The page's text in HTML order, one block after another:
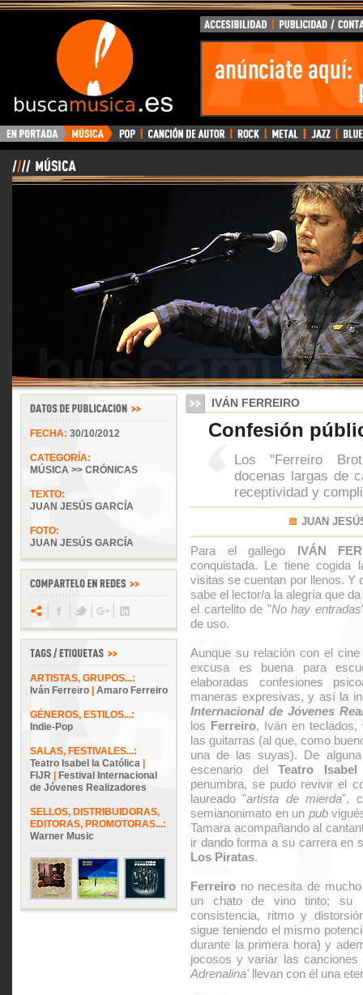
BuscaMusica.es
FECHA: 30/10/2012
CATEGORÍA:
MÚSICA >> CRÓNICAS
TEXTO:
JUAN JESÚS GARCÍA
FOTO:
JUAN JESÚS GARCÍA
ARTISTAS, GRUPOS...:
Iván Ferreiro
Amaro Ferreiro
GÉNEROS, ESTILOS...:
Indie-Pop
SALAS, FESTIVALES...:
Teatro Isabel la Católica
FIJR
Festival Internacional
de Jóvenes Realizadores
SELLOS, DISTRIBUIDORAS,
EDITORAS, PROMOTORAS...:
Warner Music
IVÁN FERREIRO
Confesión
Los "Ferreiro
docenas largas de
receptividad y
JUAN
Para el gallego IVÁN
conquistada. Le tiene
visitas se cuentan por llenos. Y
sabe el lector/a la alegría que
el cartelito de "No hay entradas
de uso.
Aunque su relación con el
excusa es buena para
elaboradas confesiones
maneras expresivas, y así la
Internacional de Jóvenes
los Ferreiro, Iván en teclados,
las guitarras (al que, como
una de las suyas). De
escenario del Teatro
penumbra, se pudo revivir el
laureado "artista de mierda",
semianonimato en un pub
Tamara acompañando al
ir dando forma a su carrera en
Los Piratas.
Ferreiro no necesita de
un chato de vino tinto; su
consistencia, ritmo y
sigue teniendo el mismo
durante la primera hora) y
jocosos y variar las
Adrenalina' llevan con él una